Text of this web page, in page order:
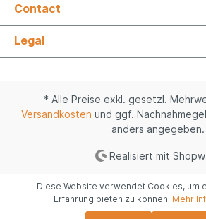
Contact
Legal
* Alle Preise exkl. gesetzl.
Versandkosten und ggf.
anders angegeben.
Realisiert mit
Diese Website verwendet Cookies, um
Erfahrung bieten zu können. Mehr